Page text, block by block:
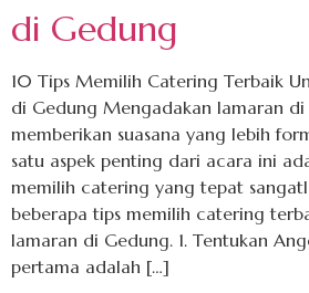
di Gedung
10 Tips Memilih Catering Terbaik
di Gedung Mengadakan lamaran di
memberikan suasana yang lebih
satu aspek penting dari acara ini
memilih catering yang tepat
beberapa tips memilih catering
lamaran di Gedung. 1. Tentukan
pertama adalah […]